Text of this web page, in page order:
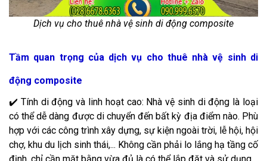
Dịch vụ cho thuê nhà vệ sinh di động composite
Tầm quan trọng của dịch vụ cho thuê nhà vệ sinh di
động composite
✔️ Tính di động và linh hoạt cao: Nhà vệ sinh di động là loại
có thể dễ dàng được di chuyển đến bất kỳ địa điểm nào. Phù
hợp với các công trình xây dựng, sự kiện ngoài trời, lễ hội, hội
chợ, khu du lịch sinh thái,... Không cần phải lo lắng hạ tầng cố